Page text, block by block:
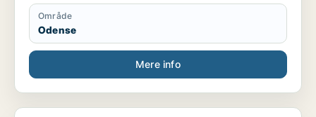
Område
Odense
Mere info